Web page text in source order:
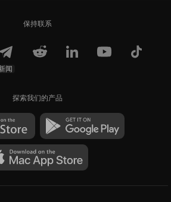
保持联系
闻
探索我们的产品